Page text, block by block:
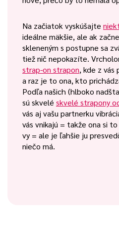
Na začiatok vyskúšajte
ideálne mäkšie, ale ak
skleneným s postupne sa
tiež nič nepokazíte.
strap-on strapon, kde z vás
a raz je to ona, kto
Podľa našich (hlboko
sú skvelé skvelé strapony
vás aj vašu partnerku
vás vnikajú = takže ona si
vy = ale je ľahšie ju
niečo má.